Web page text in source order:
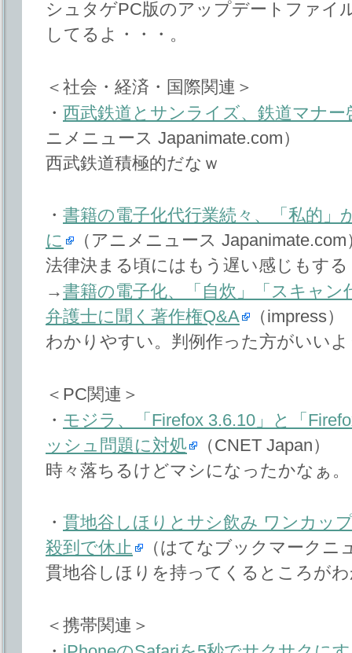
シュタゲPC版のアップデートファイ
してるよ・・・。
＜社会・経済・国際関連＞
・ 西武鉄道とサンライズ、鉄道マナ
ニメニュース Japanimate.com）
西武鉄道積極的だなｗ
・ 書籍の電子化代行業続々、「私的」
に
（アニメニュース Japanimate.com
法律決まる頃にはもう遅い感じもする
→書籍の電子化、「自炊」「スキャン
弁護士に聞く著作権Q&A
（impress）
わかりやすい。判例作った方がいい
＜PC関連＞
・ モジラ、「Firefox 3.6.10」と「
ッシュ問題に対処
（CNET Japan）
時々落ちるけどマシになったかなぁ。
・ 貫地谷しほりとサシ飲み ワンカッ
殺到で休止
（はてなブックマークニ
貫地谷しほりを持ってくるところが
＜携帯関連＞